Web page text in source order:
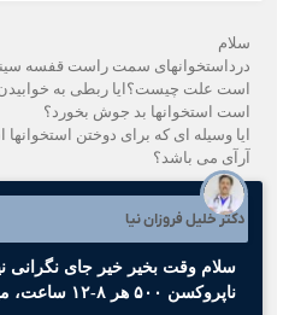
سمت راست قفسه سینه به
علت چیست؟ایا ربطی به خوابیدن به
استخوانها بد جوش بخورد؟
وسیله ای که برای دوختن استخوانها
می باشد؟
دکتر خلیل فروزان نیا
سلام وقت بخیر خیر جای نگرانی
ناپروکسن ۵۰۰ هر ۸-۱۲ ساعت، میتوانید mri انجام دهید.